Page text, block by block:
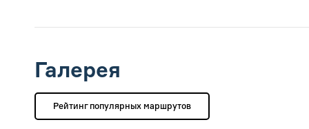
Галерея
Рейтинг популярных маршрутов